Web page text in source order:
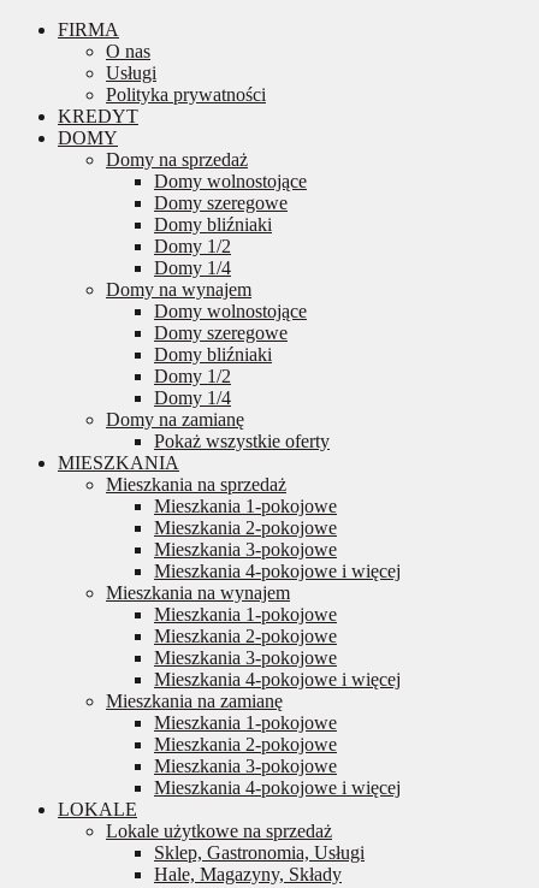
FIRMA
O nas
Usługi
Polityka prywatności
KREDYT
DOMY
Domy na sprzedaż
Domy wolnostojące
Domy szeregowe
Domy bliźniaki
Domy 1/2
Domy 1/4
Domy na wynajem
Domy wolnostojące
Domy szeregowe
Domy bliźniaki
Domy 1/2
Domy 1/4
Domy na zamianę
Pokaż wszystkie oferty
MIESZKANIA
Mieszkania na sprzedaż
Mieszkania 1-pokojowe
Mieszkania 2-pokojowe
Mieszkania 3-pokojowe
Mieszkania 4-pokojowe i więcej
Mieszkania na wynajem
Mieszkania 1-pokojowe
Mieszkania 2-pokojowe
Mieszkania 3-pokojowe
Mieszkania 4-pokojowe i więcej
Mieszkania na zamianę
Mieszkania 1-pokojowe
Mieszkania 2-pokojowe
Mieszkania 3-pokojowe
Mieszkania 4-pokojowe i więcej
LOKALE
Lokale użytkowe na sprzedaż
Sklep, Gastronomia, Usługi
Hale, Magazyny, Składy